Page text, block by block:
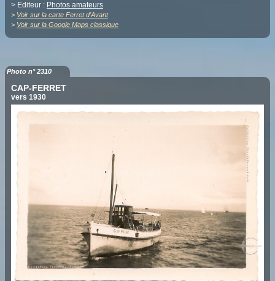
> Editeur : Photos amateurs
> Voir sur la carte Ferret d'Avant
> Voir sur la Google Maps classique
Photo n° 2310
CAP-FERRET
vers 1930